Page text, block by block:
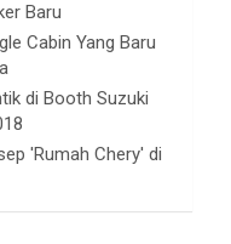
Baru
Cabin Yang Baru
di Booth Suzuki
'Rumah Chery' di